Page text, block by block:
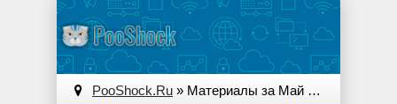
PooShock.Ru » Материалы за Май 2019 года